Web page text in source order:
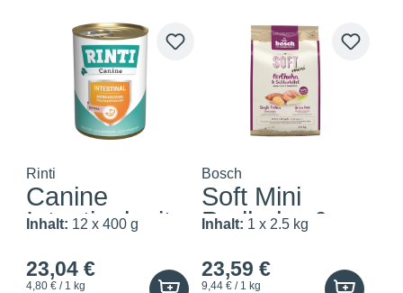
Rinti
Canine
Intestinal mit
Inhalt: 12 x 400 g
23,04 €
4,80 € / 1 kg
Bosch
Soft Mini
Perlhuhn &
Inhalt: 1 x 2.5 kg
23,59 €
9,44 € / 1 kg